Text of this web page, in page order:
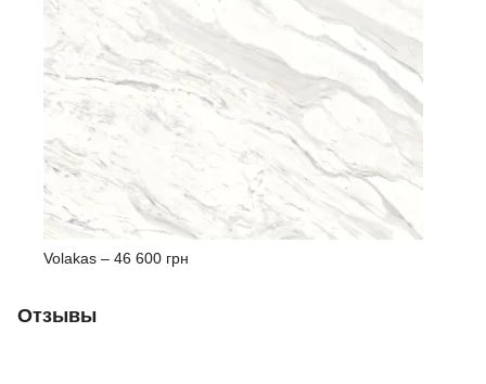
Volakas – 46 600 грн
Отзывы